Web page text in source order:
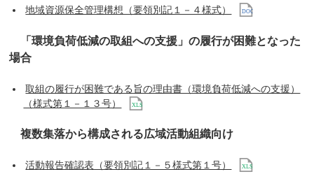
地域資源保全管理構想（要領別記１－４様式）
「環境負荷低減の取組への支援」の履行が困難となった
場合
取組の履行が困難である旨の理由書（環境負荷低減への支援）
（様式第１－１３号）
複数集落から構成される広域活動組織向け
活動報告確認表（要領別記１－５様式第１号）